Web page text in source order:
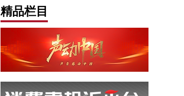
精品栏目